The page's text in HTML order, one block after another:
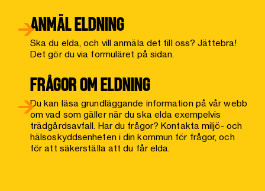
ANMÄL ELDNING
Ska du elda, och vill anmäla det till oss? Jättebra!
Det gör du via formuläret på sidan.
FRÅGOR OM ELDNING
Du kan läsa grundläggande information på vår webb
om vad som gäller när du ska elda exempelvis
trädgårdsavfall. Har du frågor? Kontakta miljö- och
hälsoskyddsenheten i din kommun för frågor, och
för att säkerställa att du får elda.